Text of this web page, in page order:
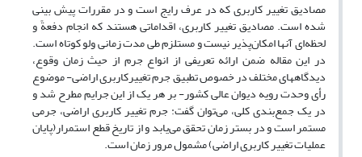
مصادیق تغییر کاربری که در عرف رایج است و در مقررات پیش بینی
شده است. مصادیق تغییر کاربری، اقداماتی هستند که انجام دفعةً و
لحظه‌ای آنها امکان‌پذیر نیست و مستلزم طی مدت زمانی ولو کوتاه است.
در این مقاله ضمن ارائه تعریفی از انواع جرم از حیث زمان وقوع،
دیدگاههای مختلف در خصوص تطبیق جرم تغییرکاربری اراضی- موضوع
رأی وحدت رویه دیوان عالی کشور- بر هر یک از این جرایم مطرح شد و
در یک جمع‌بندی کلی، می‌توان گفت: جرم تغییر کاربری اراضی، جرمی
مستمر است و در بستر زمان تحقق می‌یابد و از تاریخ قطع استمرار(پایان
عملیات تغییر کاربری اراضی) مشمول مرور زمان است.